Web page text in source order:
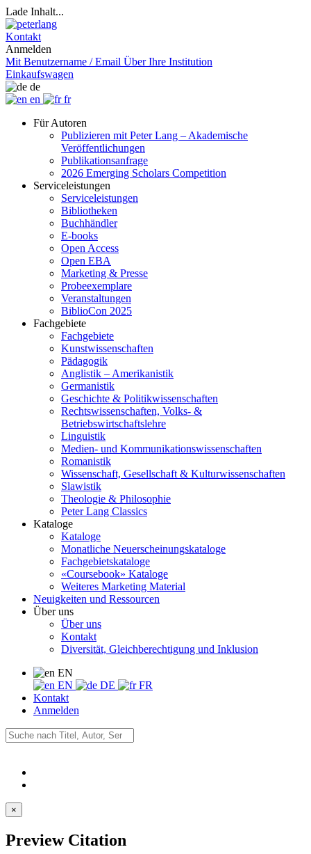
Lade Inhalt...
Kontakt
Anmelden
Mit Benutzername / Email Über Ihre Institution
Einkaufswagen
de
en
fr
Für Autoren
Publizieren mit Peter Lang – Akademische
Veröffentlichungen
Publikationsanfrage
2026 Emerging Scholars Competition
Serviceleistungen
Serviceleistungen
Bibliotheken
Buchhändler
E-books
Open Access
Open EBA
Marketing & Presse
Probeexemplare
Veranstaltungen
BiblioCon 2025
Fachgebiete
Fachgebiete
Kunstwissenschaften
Pädagogik
Anglistik – Amerikanistik
Germanistik
Geschichte & Politikwissenschaften
Rechtswissenschaften, Volks- &
Betriebswirtschaftslehre
Linguistik
Medien- und Kommunikationswissenschaften
Romanistik
Wissenschaft, Gesellschaft & Kulturwissenschaften
Slawistik
Theologie & Philosophie
Peter Lang Classics
Kataloge
Kataloge
Monatliche Neuerscheinungskataloge
Fachgebietskataloge
«Coursebook» Kataloge
Weiteres Marketing Material
Neuigkeiten und Ressourcen
Über uns
Über uns
Kontakt
Diversität, Gleichberechtigung und Inklusion
EN
EN
DE
FR
Kontakt
Anmelden
×
Preview Citation